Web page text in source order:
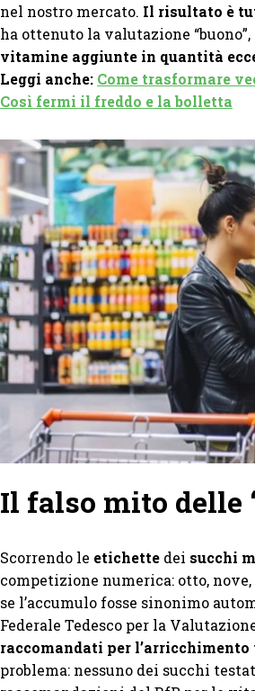
nel nostro mercato. Il risultato è
ha ottenuto la valutazione
vitamine aggiunte in quantità
Leggi anche: Come trasformare
Così fermi il freddo e la bolletta
Il falso mito delle
Scorrendo le etichette dei succhi
competizione numerica: otto,
se l’accumulo fosse sinonimo
Federale Tedesco per la
raccomandati per
problema: nessuno dei succhi